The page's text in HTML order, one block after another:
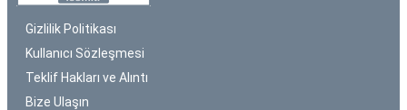
Gizlilik Politikası
Kullanıcı Sözleşmesi
Teklif Hakları ve Alıntı
Bize Ulaşın